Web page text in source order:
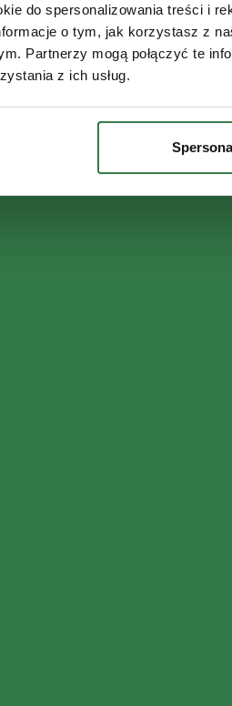
do spersonalizowania treści i
o tym, jak korzystasz z
Partnerzy mogą połączyć te
z ich usług.